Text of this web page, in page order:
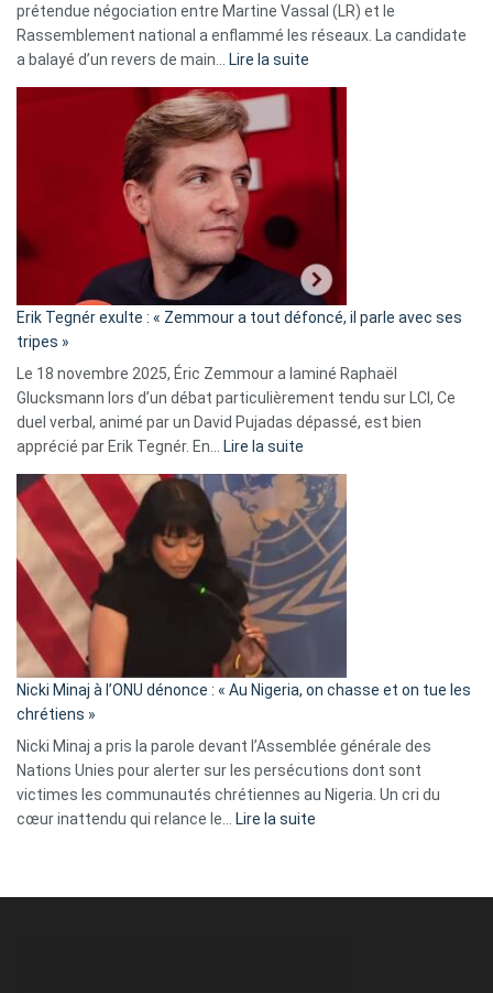
prétendue négociation entre Martine Vassal (LR) et le
Rassemblement national a enflammé les réseaux. La candidate
a balayé d’un revers de main… Lire la suite
d’alliance
secrète
«
C’est
fake
news
»
Erik Tegnér exulte : « Zemmour a tout défoncé, il parle avec ses
tripes »
Le 18 novembre 2025, Éric Zemmour a laminé Raphaël
Glucksmann lors d’un débat particulièrement tendu sur LCI, Ce
duel verbal, animé par un David Pujadas dépassé, est bien
apprécié par Erik Tegnér. En… Lire la suite
Tegnér
exulte
« Zemmour
a
tout
parle
ses
tripes »
Nicki Minaj à l’ONU dénonce : « Au Nigeria, on chasse et on tue les
chrétiens »
Nicki Minaj a pris la parole devant l’Assemblée générale des
Nations Unies pour alerter sur les persécutions dont sont
victimes les communautés chrétiennes au Nigeria. Un cri du
cœur inattendu qui relance le… Lire la suite